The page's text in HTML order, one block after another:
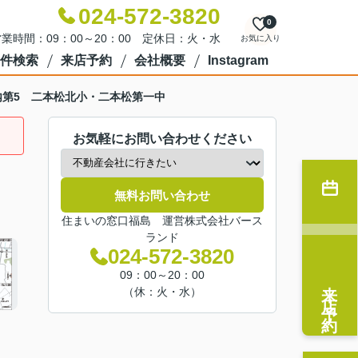
024-572-3820
時間：09：00～20：00 定休日：火・水 お気に入り
0
検索 来店予約 会社概要 Instagram
5 二本松北小・二本松第一中
お気軽にお問い合わせください
無料お問い合わせ
住まいの窓口福島 運営株式会社バース
ランド
024-572-3820
09：00～20：00
（休：火・水）
来店予約